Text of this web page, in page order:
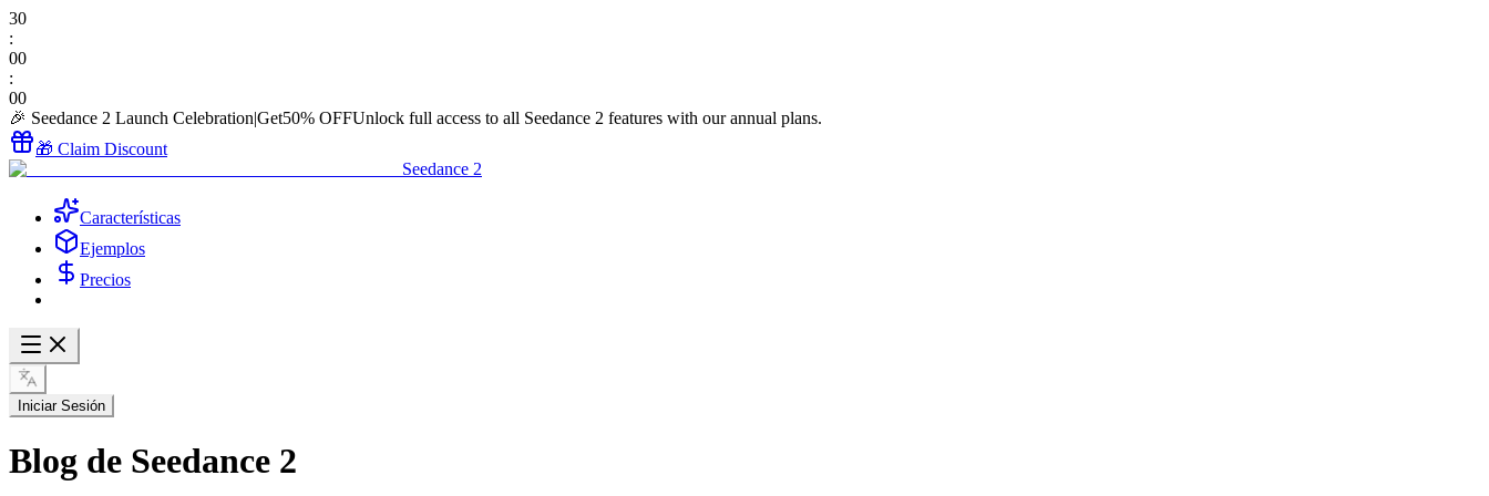
30
:
00
:
00
🎉 Seedance 2 Launch Celebration|Get50% OFFUnlock full access to all Seedance 2 features with our annual plans.
🎁 Claim Discount
Seedance 2
Características
Ejemplos
Precios
Iniciar Sesión
Blog de Seedance 2